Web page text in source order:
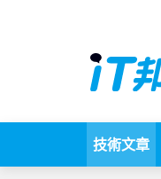
技術文章